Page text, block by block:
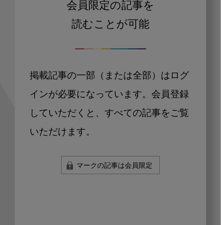
会員限定の記事を
読むことが可能
掲載記事の一部（または全部）はログ
インが必要になっています。会員登録
していただくと、すべての記事をご覧
いただけます。
マークの記事は会員限定